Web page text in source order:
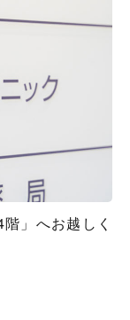
」へお越しく